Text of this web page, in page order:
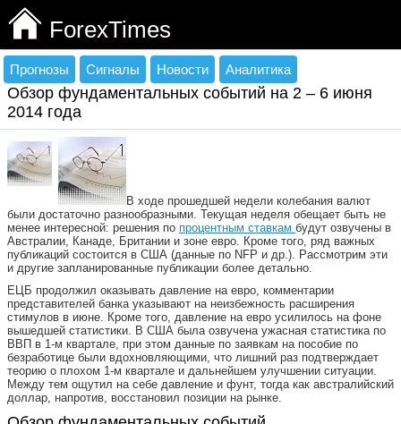
ForexTimes
Прогнозы Сигналы Новости Аналитика
Обзор фундаментальных событий на 2 – 6 июня
2014 года
В ходе прошедшей недели колебания валют
были достаточно разнообразными. Текущая неделя обещает быть не
менее интересной: решения по процентным ставкам будут озвучены в
Австралии, Канаде, Британии и зоне евро. Кроме того, ряд важных
публикаций состоится в США (данные по NFP и др.). Рассмотрим эти
и другие запланированные публикации более детально.
ЕЦБ продолжил оказывать давление на евро, комментарии
представителей банка указывают на неизбежность расширения
стимулов в июне. Кроме того, давление на евро усилилось на фоне
вышедшей статистики. В США была озвучена ужасная статистика по
ВВП в 1-м квартале, при этом данные по заявкам на пособие по
безработице были вдохновляющими, что лишний раз подтверждает
теорию о плохом 1-м квартале и дальнейшем улучшении ситуации.
Между тем ощутил на себе давление и фунт, тогда как австралийский
доллар, напротив, восстановил позиции на рынке.